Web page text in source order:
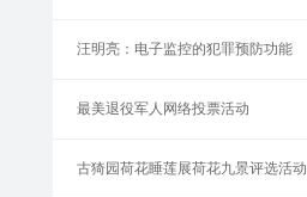
汪明亮：电子监控的犯罪预防功能
最美退役军人网络投票活动
古猗园荷花睡莲展荷花九景评选活动